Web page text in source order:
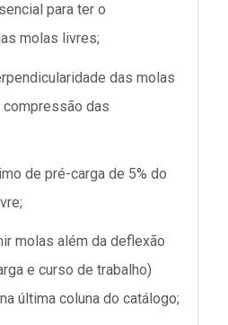
para ter o
molas livres;
das molas
compressão das
de pré-carga de 5% do
molas além da deflexão
e curso de trabalho)
última coluna do catálogo;